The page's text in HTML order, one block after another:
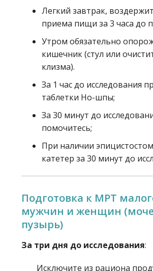
Легкий завтрак,
приема пищи за 3 часа до
Утром обязательно
кишечник (стул или
клизма).
За 1 час до исследования
таблетки Но-шпы;
За 30 минут до
помочитесь;
При наличии
катетер за 30 минут до
Подготовка к МРТ
мужчин и женщин
пузырь)
За три дня до исследования:
Исключите из рациона